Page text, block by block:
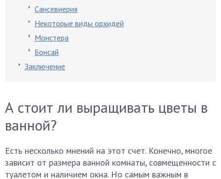
Сансевиерия
Некоторые виды орхидей
Монстера
Бонсай
Заключение
А стоит ли выращивать цветы в
ванной?
Есть несколько мнений на этот счет. Конечно, многое
зависит от размера ванной комнаты, совмещенности с
туалетом и наличием окна. Но самым важным в